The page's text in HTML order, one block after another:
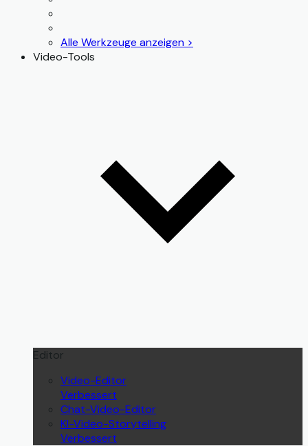
Alle Werkzeuge anzeigen >
Video-Tools
Editor
Video-Editor
Verbessert
Chat-Video-Editor
KI-Video-Storytelling
Verbessert